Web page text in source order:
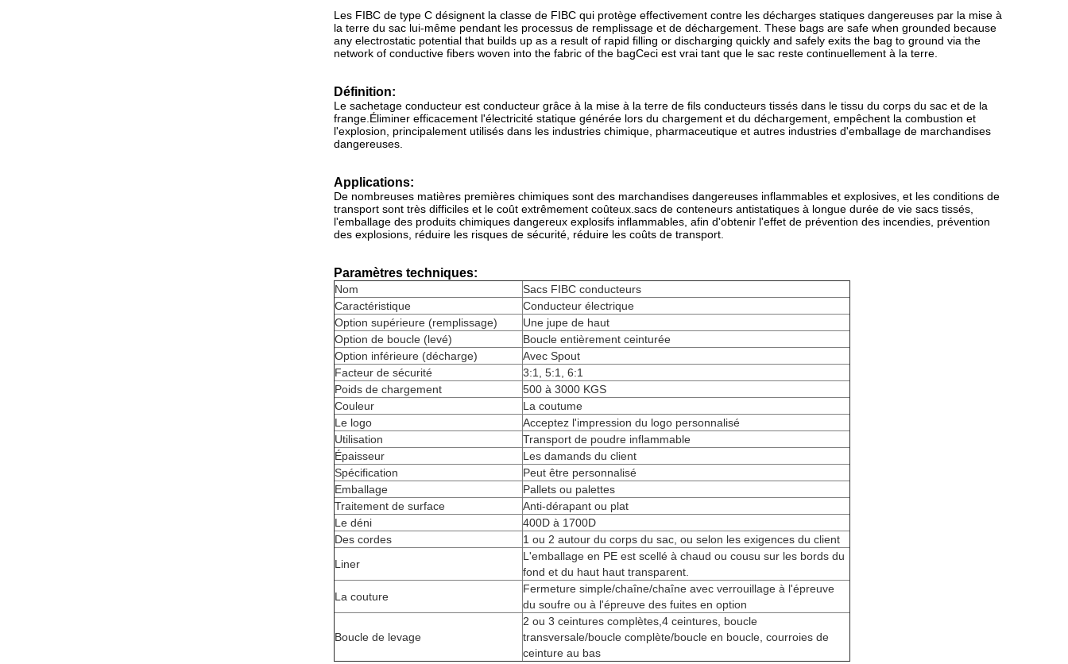
Les FIBC de type C désignent la classe de FIBC qui protège effectivement contre les décharges statiques dangereuses par la mise à
la terre du sac lui-même pendant les processus de remplissage et de déchargement. These bags are safe when grounded because
any electrostatic potential that builds up as a result of rapid filling or discharging quickly and safely exits the bag to ground via the
network of conductive fibers woven into the fabric of the bagCeci est vrai tant que le sac reste continuellement à la terre.
Définition:
Le sachetage conducteur est conducteur grâce à la mise à la terre de fils conducteurs tissés dans le tissu du corps du sac et de la
frange.Éliminer efficacement l'électricité statique générée lors du chargement et du déchargement, empêchent la combustion et
l'explosion, principalement utilisés dans les industries chimique, pharmaceutique et autres industries d'emballage de marchandises
dangereuses.
Applications:
De nombreuses matières premières chimiques sont des marchandises dangereuses inflammables et explosives, et les conditions de
transport sont très difficiles et le coût extrêmement coûteux.sacs de conteneurs antistatiques à longue durée de vie sacs tissés,
l'emballage des produits chimiques dangereux explosifs inflammables, afin d'obtenir l'effet de prévention des incendies, prévention
des explosions, réduire les risques de sécurité, réduire les coûts de transport.
Paramètres techniques:
Nom
Sacs FIBC conducteurs
Caractéristique
Conducteur électrique
Option supérieure (remplissage)
Une jupe de haut
Option de boucle (levé)
Boucle entièrement ceinturée
Option inférieure (décharge)
Avec Spout
Facteur de sécurité
3:1, 5:1, 6:1
Poids de chargement
500 à 3000 KGS
Couleur
La coutume
Le logo
Acceptez l'impression du logo personnalisé
Utilisation
Transport de poudre inflammable
Épaisseur
Les damands du client
Spécification
Peut être personnalisé
Emballage
Pallets ou palettes
Traitement de surface
Anti-dérapant ou plat
Le déni
400D à 1700D
Des cordes
1 ou 2 autour du corps du sac, ou selon les exigences du client
Liner
L'emballage en PE est scellé à chaud ou cousu sur les bords du
fond et du haut haut transparent.
La couture
Fermeture simple/chaîne/chaîne avec verrouillage à l'épreuve
du soufre ou à l'épreuve des fuites en option
Boucle de levage
2 ou 3 ceintures complètes,4 ceintures, boucle
transversale/boucle complète/boucle en boucle, courroies de
ceinture au bas